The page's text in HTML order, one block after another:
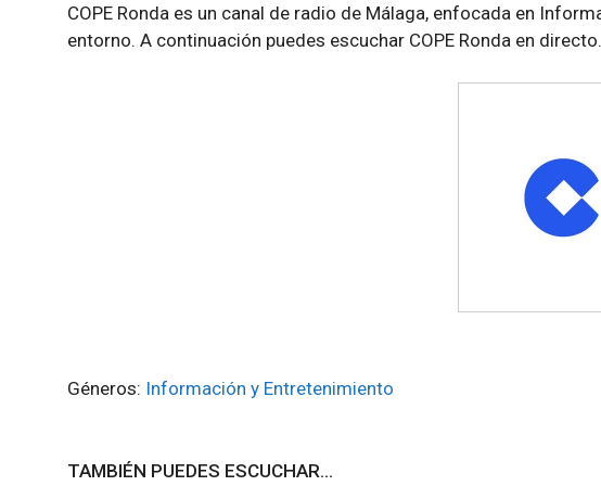
COPE Ronda es un canal de radio de Málaga, enfocada en
entorno. A continuación puedes escuchar COPE Ronda en directo.
Géneros: Información y Entretenimiento
TAMBIÉN PUEDES ESCUCHAR...